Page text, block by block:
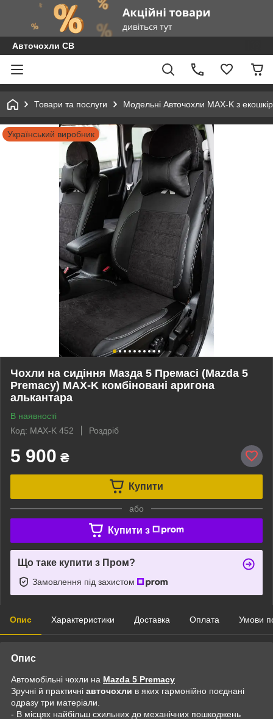
Авточохли СВ
Товари та послуги Модельні Авточохли MAX-K з
Український виробник
Чохли на сидіння Мазда 5 Премасі (Mazda 5
Premacy) MAX-K комбіновані аригона
алькантара
В наявності
Код: MAX-K 452
Роздріб
5 900 ₴
Купити
або
Купити з
Що таке купити з Пром?
Замовлення під захистом
Опис Характеристики Доставка Оплата Умови
Опис
Автомобільні чохли на Mazda 5 Premacy
Зручні й практичні авточохли в яких гармонійно поєднані
одразу три матеріали.
- В місцях найбільш схильних до механічних пошкоджень